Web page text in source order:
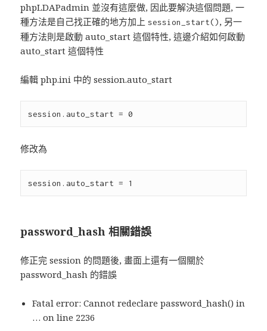
phpLDAPadmin 並沒有這麼做, 因此要解決這個問題, 一
種方法是自己找正確的地方加上session_start(), 另一
種方法則是啟動 auto_start 這個特性, 這邊介紹如何啟動
auto_start 這個特性
編輯 php.ini 中的 session.auto_start
修改為
password_hash 相關錯誤
修正完 session 的問題後, 畫面上還有一個關於
password_hash 的錯誤
Fatal error: Cannot redeclare password_hash() in
… on line 2236